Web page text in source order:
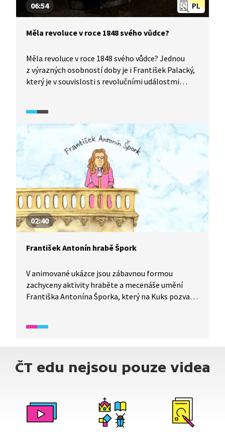
PL
06:54
Měla revoluce v roce 1848 svého vůdce?
Měla revoluce v roce 1848 svého vůdce? Jednou
z výrazných osobností doby je i František Palacký,
který je v souvislosti s revolučními událostmi
A jakou roli sehrál během revoluce Josef Václav
Frič? Na tyto i další otázky odpovídají historici
v pořadu Historie.cs.
02:40
František Antonín hrabě Špork
V animované ukázce jsou zábavnou formou
zachyceny aktivity hraběte a mecenáše umění
Františka Antonína Šporka, který na Kuks pozval
ČT edu nejsou pouze videa